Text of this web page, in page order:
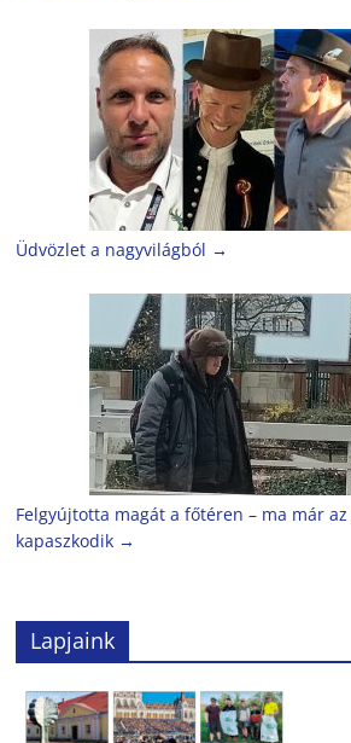
Üdvözlet a nagyvilágból →
Felgyújtotta magát a főtéren – ma már
kapaszkodik →
Lapjaink